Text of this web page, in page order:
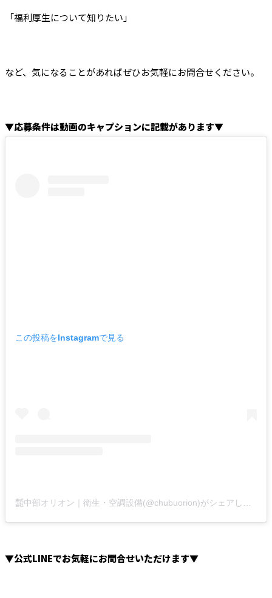
「福利厚生について知りたい」
など、気になることがあればぜひお気軽にお問合せください。
▼応募条件は動画のキャプションに記載があります▼
この投稿をInstagramで見る
㍿中部オリオン｜衛生・空調設備(@chubuorion)がシェアした投稿
▼公式LINEでお気軽にお問合せいただけます▼